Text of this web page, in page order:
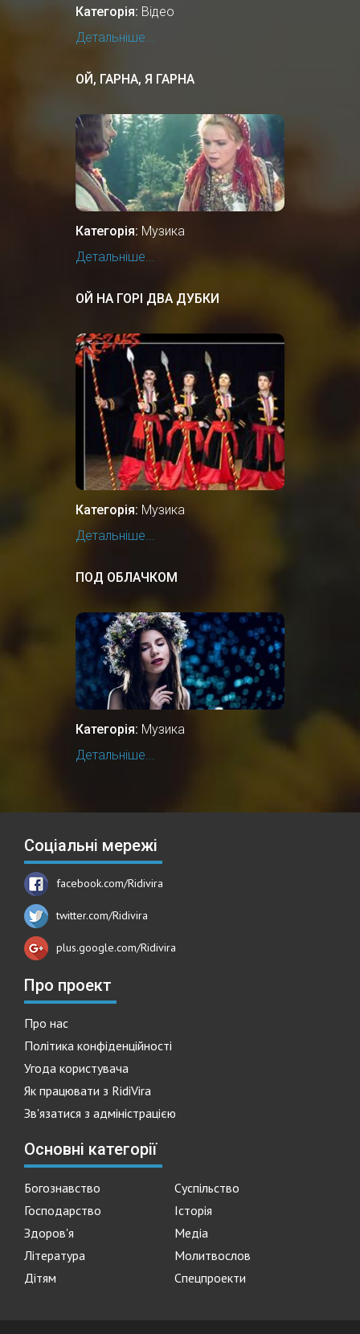
Категорія: Відео
Детальніше...
ОЙ, ГАРНА, Я ГАРНА
Категорія: Музика
Детальніше...
ОЙ НА ГОРІ ДВА ДУБКИ
Категорія: Музика
Детальніше...
ПОД ОБЛАЧКОМ
Категорія: Музика
Детальніше...
Соціальні мережі
facebook.com/Ridivira
twitter.com/Ridivira
plus.google.com/Ridivira
Про проект
Про нас
Політика конфіденційності
Угода користувача
Як працювати з RidiVira
Зв'язатися з адміністрацією
Основні категорії
Богознавство
Суспільство
Господарство
Історія
Здоров'я
Медіа
Література
Молитвослов
Дітям
Спецпроекти